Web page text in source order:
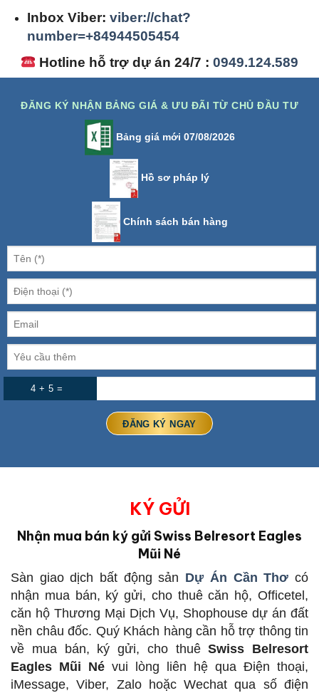
Inbox Viber:viber://chat?
number=+84944505454
Hotline hỗ trợ dự án 24/7 :0949.124.589
ĐĂNG KÝ NHẬN BẢNG GIÁ & ƯU ĐÃI TỪ CHỦ ĐẦU TƯ
Bảng giá mới 07/08/2026
Hồ sơ pháp lý
Chính sách bán hàng
4 + 5 =
KÝ GỬI
Nhận mua bán ký gửi Swiss Belresort Eagles
Mũi Né
Sàn giao dịch bất động sản Dự Án Cần Thơ có
nhận mua bán, ký gửi, cho thuê căn hộ, Officetel,
căn hộ Thương Mại Dịch Vụ, Shophouse dự án đất
nền châu đốc. Quý Khách hàng cần hỗ trợ thông tin
về mua bán, ký gửi, cho thuêSwiss Belresort
Eagles Mũi Né vui lòng liên hệ qua Điện thoại,
iMessage, Viber, Zalo hoặc Wechat qua số điện